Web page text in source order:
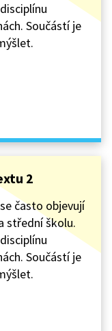
Součástí je
2
často objevují
střední školu.
Součástí je